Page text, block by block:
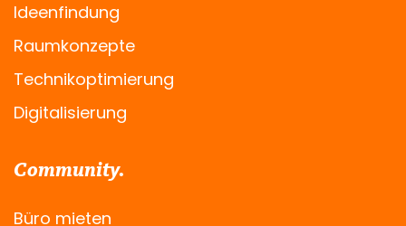
Ideenfindung
Raumkonzepte
Technikoptimierung
Digitalisierung
Community.
Büro mieten